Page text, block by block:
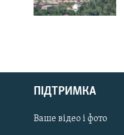
Русский
Qırımtatar
ДОЛУЧАЙСЯ!
ПІДТРИМКА
Ваше відео і фото